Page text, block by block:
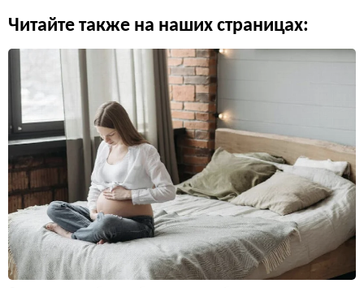
Читайте также на наших страницах: